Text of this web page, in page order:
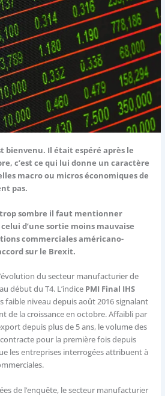
bienvenu. Il était espéré après le
c’est ce qui lui donne un caractère
macro ou micros économiques de
pas.
sombre il faut mentionner
d’une sortie moins mauvaise
commerciales américano-
sur le Brexit.
du secteur manufacturier de
début du T4. L’indice PMI Final IHS
faible niveau depuis août 2016 signalant
de la croissance en octobre. Affaibli par
depuis plus de 5 ans, le volume des
pour la première fois depuis
les entreprises interrogées attribuent à
de l’enquête, le secteur manufacturier